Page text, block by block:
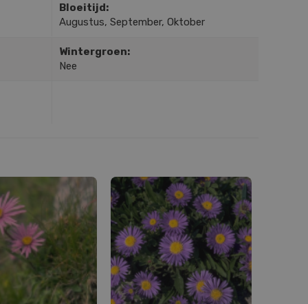
Bloeitijd:
Augustus, September, Oktober
Wintergroen:
Nee